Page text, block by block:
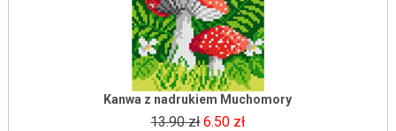
Kanwa z nadrukiem Muchomory
13.90 zł 6.50 zł